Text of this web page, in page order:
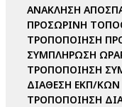
ΑΝΑΚΛΗΣΗ
ΠΡΟΣΩΡΙΝΗ
ΤΡΟΠΟΠΟΙΗΣΗ
ΣΥΜΠΛΗΡΩΣΗ
ΤΡΟΠΟΠΟΙΗΣΗ
ΔΙΑΘΕΣΗ ΕΚΠ/ΚΩΝ
ΤΡΟΠΟΠΟΙΗΣΗ